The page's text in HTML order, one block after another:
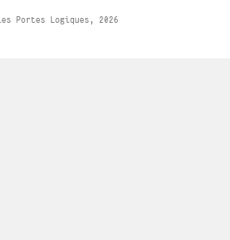
Les Portes Logiques, 2026